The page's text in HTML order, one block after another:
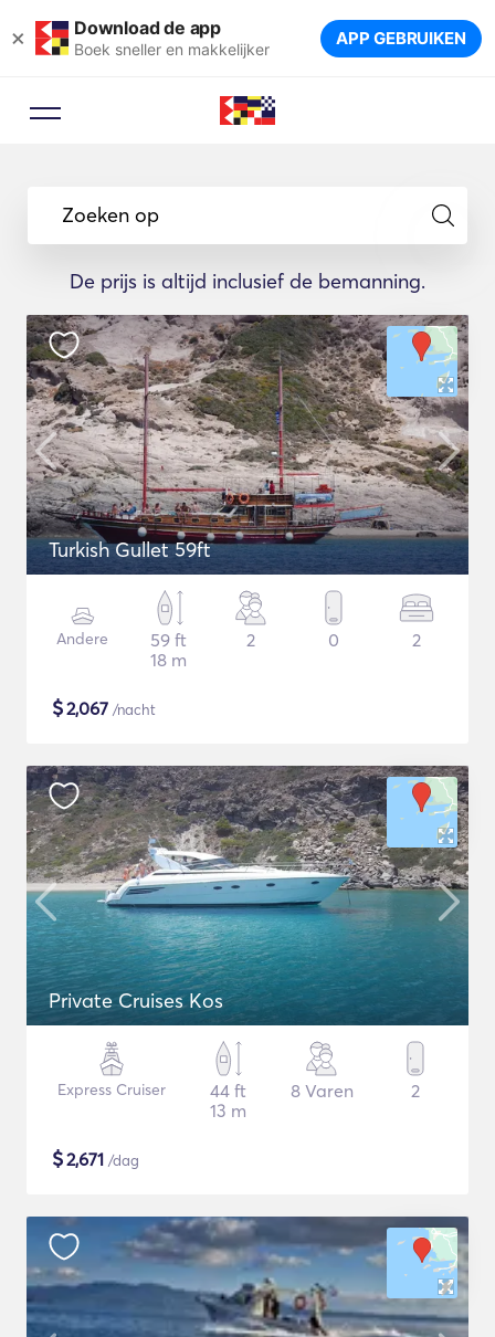
× Download de app
Boek sneller en makkelijker APP GEBRUIKEN
Zoeken op
De prijs is altijd inclusief de bemanning.
Turkish Gullet 59ft
Andere
59 ft
18 m
2 0 2
$2,067 /nacht
Private Cruises Kos
Express Cruiser
44 ft
13 m
8 Varen 2
$2,671 /dag